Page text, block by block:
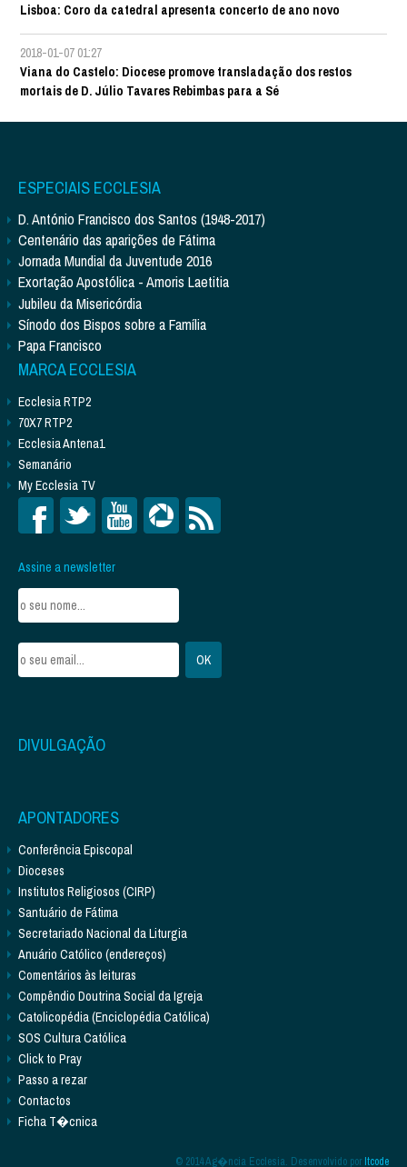
Lisboa: Coro da catedral apresenta concerto de ano novo
2018-01-07 01:27
Viana do Castelo: Diocese promove transladação dos restos
mortais de D. Júlio Tavares Rebimbas para a Sé
ESPECIAIS ECCLESIA
D. António Francisco dos Santos (1948-2017)
Centenário das aparições de Fátima
Jornada Mundial da Juventude 2016
Exortação Apostólica - Amoris Laetitia
Jubileu da Misericórdia
Sínodo dos Bispos sobre a Família
Papa Francisco
MARCA ECCLESIA
Ecclesia RTP2
70X7 RTP2
Ecclesia Antena1
Semanário
My Ecclesia TV
Assine a newsletter
DIVULGAÇÃO
APONTADORES
Conferência Episcopal
Dioceses
Institutos Religiosos (CIRP)
Santuário de Fátima
Secretariado Nacional da Liturgia
Anuário Católico (endereços)
Comentários às leituras
Compêndio Doutrina Social da Igreja
Catolicopédia (Enciclopédia Católica)
SOS Cultura Católica
Click to Pray
Passo a rezar
Contactos
Ficha T�cnica
© 2014 Ag�ncia Ecclesia. Desenvolvido porItcode